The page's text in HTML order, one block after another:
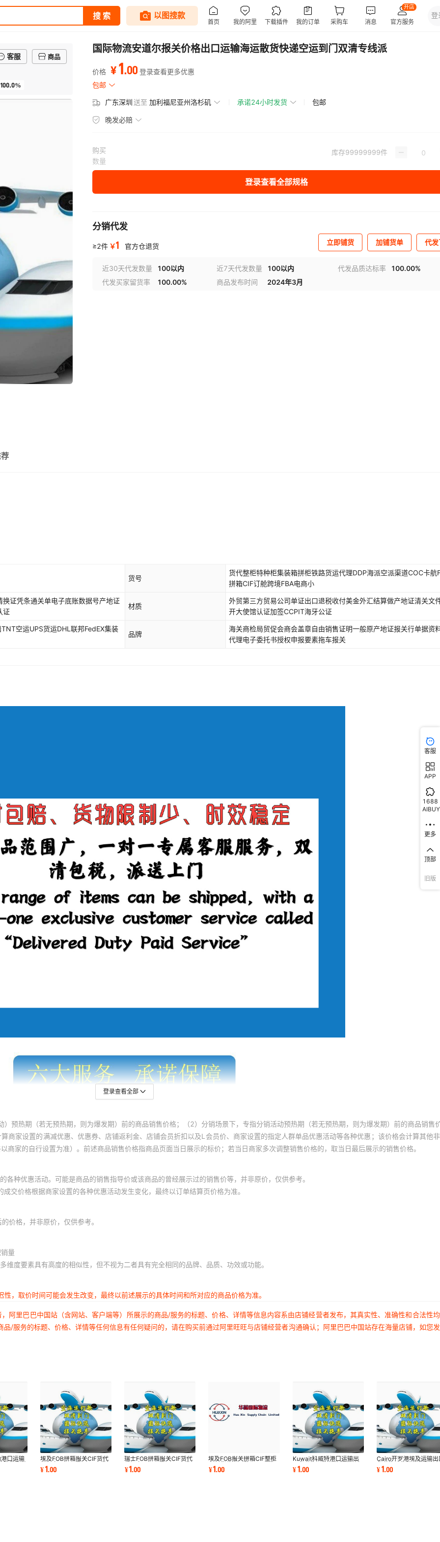
客服 商品
100.0%
国际物流安道尔报关价格出口运输海运散货快递空运到门双清专线派
价格 ¥1.00 登录查看更多优惠
包邮
广东深圳送至 加利福尼亚州洛杉矶 承诺24小时发货 包邮
晚发必赔
购买
数量
库存99999999件
登录查看全部规格
分销代发
≥2件 ￥1 官方仓退货 立即铺货 加铺货单 代
近30天代发数量 100以内 近7天代发数量 100以内 代发品质达标率
100.00%
代发买家留货率
100.00% 商品发布时间 2024年3月
货号
货代整柜特种柜集装箱拼柜铁路货运代理DDP海派空派渠道COC卡航
拼箱CIF订舱跨境FBA电商小
证凭条通关单电子底账数据号产地证
证
材质
外贸第三方贸易公司单证出口退税收付美金外汇结算做产地证清关文
开大使馆认证加签CCPIT海牙公证
空运UPS货运DHL联邦FedEX集装
品牌
海关商检局贸促会商会盖章自由销售证明一般原产地证报关行单据资
代理电子委托书授权申报要素拖车报关
登录查看全部
预热期（若无预热期，则为爆发期）前的商品销售价格；（2）分销场景下，专指分销活动预热期（若无预热期，则为爆发期）前的商品销售
商家设置的满减优惠、优惠券、店铺返利金、店铺会员折扣以及L会员价、商家设置的指定人群单品优惠活动等各种优惠；该价格会计算其他
家的自行设置为准）。前述商品销售价格指商品页面当日展示的标价；若当日商家多次调整销售价格的，取当日最后展示的销售价格。
种优惠活动。可能是商品的销售指导价或该商品的曾经展示过的销售价等，并非原价，仅供参考。
交价格根据商家设置的各种优惠活动发生变化，最终以订单结算页价格为准。
价格，并非原价，仅供参考。
量
度要素具有高度的相似性，但不视为二者具有完全相同的品牌、品质、功效或功能。
，取价时间可能会发生改变，最终以前述展示的具体时间和所对应的商品价格为准。
阿里巴巴中国站（含网站、客户端等）所展示的商品/服务的标题、价格、详情等信息内容系由店铺经营者发布，其真实性、准确性和合法性
/服务的标题、价格、详情等任何信息有任何疑问的，请在购买前通过阿里旺旺与店铺经营者沟通确认；阿里巴巴中国站存在海量店铺，如您
口运输
埃及FOB拼箱报关CIF货代
整柜空派DDP海派DDU集
装箱特种柜专线订舱
¥1.00
瑞士FOB拼箱报关CIF货代
整柜空派DDP海派DDU集
装箱特种柜专线订舱
¥1.00
埃及FOB报关拼箱CIF整柜
空派货代DDP海派DDU集
装箱特种柜专线订舱
¥1.00
Kuwait科威特港口运输出
口货代海运集装箱散货整柜
订舱拼箱物流
¥1.00
Cairo开罗港埃及运输出
货代海运集装箱散货整
舱拼箱物流
¥1.00
客服
APP
1688
AIBUY
更多
顶部
旧版